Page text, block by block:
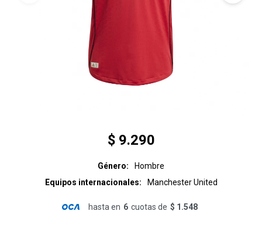
$ 9.290
Género
Hombre
Equipos internacionales
Manchester United
hasta en 6 cuotas de $ 1.548